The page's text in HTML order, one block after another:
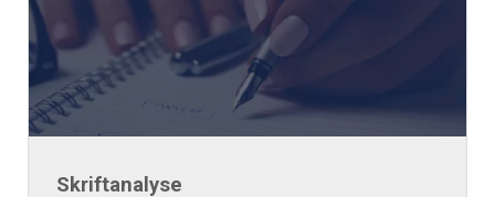
Skriftanalyse